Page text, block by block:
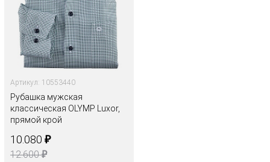
Артикул: 10553440
Рубашка мужская
классическая OLYMP Luxor,
прямой крой
10.080 ₽
12.600₽